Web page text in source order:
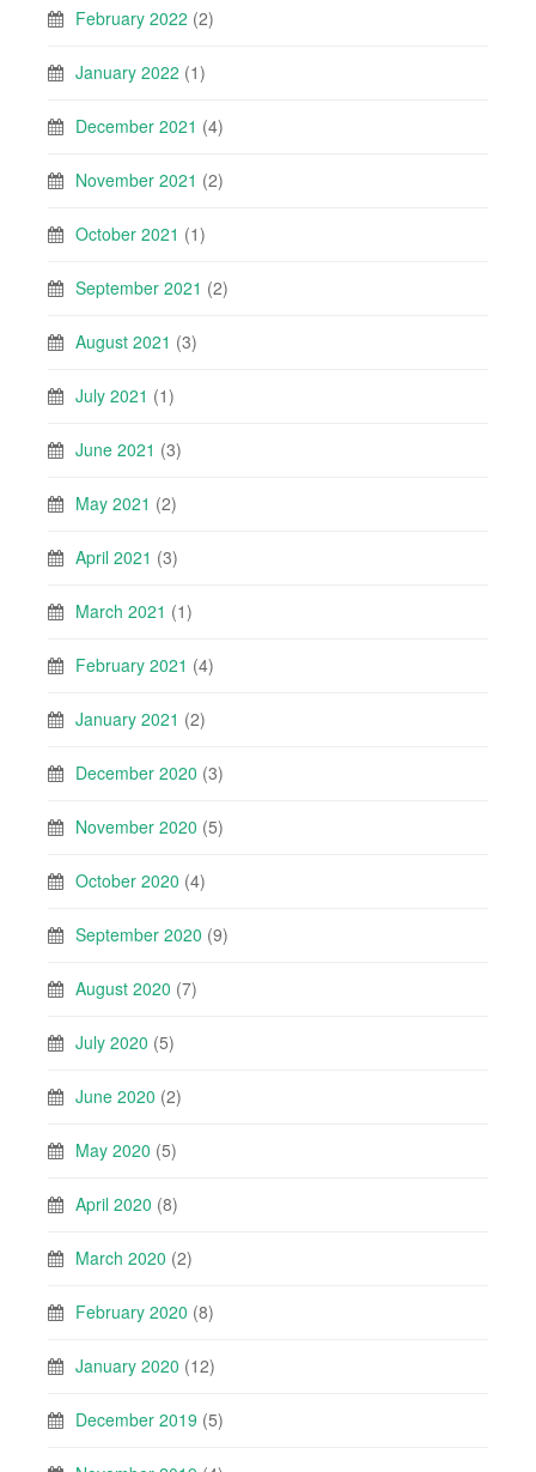
February 2022 (2)
January 2022 (1)
December 2021 (4)
November 2021 (2)
October 2021 (1)
September 2021 (2)
August 2021 (3)
July 2021 (1)
June 2021 (3)
May 2021 (2)
April 2021 (3)
March 2021 (1)
February 2021 (4)
January 2021 (2)
December 2020 (3)
November 2020 (5)
October 2020 (4)
September 2020 (9)
August 2020 (7)
July 2020 (5)
June 2020 (2)
May 2020 (5)
April 2020 (8)
March 2020 (2)
February 2020 (8)
January 2020 (12)
December 2019 (5)